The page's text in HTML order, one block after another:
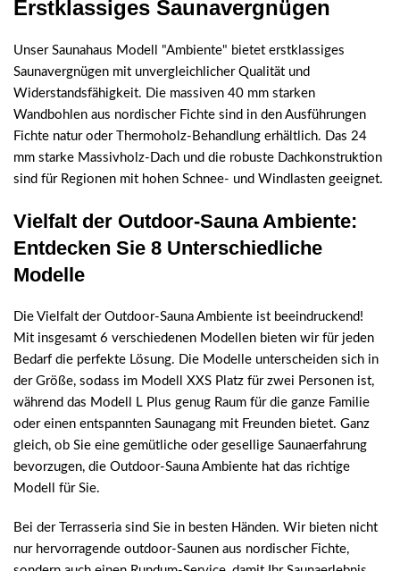
Erstklassiges Saunavergnügen
Unser Saunahaus Modell "Ambiente" bietet erstklassiges
Saunavergnügen mit unvergleichlicher Qualität und
Widerstandsfähigkeit. Die massiven 40 mm starken
Wandbohlen aus nordischer Fichte sind in den Ausführungen
Fichte natur oder Thermoholz-Behandlung erhältlich. Das 24
mm starke Massivholz-Dach und die robuste Dachkonstruktion
sind für Regionen mit hohen Schnee- und Windlasten geeignet.
Vielfalt der Outdoor-Sauna Ambiente:
Entdecken Sie 8 Unterschiedliche
Modelle
Die Vielfalt der Outdoor-Sauna Ambiente ist beeindruckend!
Mit insgesamt 6 verschiedenen Modellen bieten wir für jeden
Bedarf die perfekte Lösung. Die Modelle unterscheiden sich in
der Größe, sodass im Modell XXS Platz für zwei Personen ist,
während das Modell L Plus genug Raum für die ganze Familie
oder einen entspannten Saunagang mit Freunden bietet. Ganz
gleich, ob Sie eine gemütliche oder gesellige Saunaerfahrung
bevorzugen, die Outdoor-Sauna Ambiente hat das richtige
Modell für Sie.
Bei der Terrasseria sind Sie in besten Händen. Wir bieten nicht
nur hervorragende outdoor-Saunen aus nordischer Fichte,